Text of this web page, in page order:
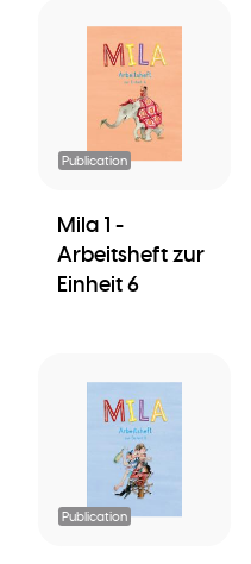
Publication
Mila 1 -
Arbeitsheft zur
Einheit 6
Publication